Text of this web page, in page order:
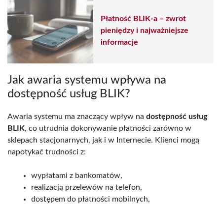
Płatność BLIK-a – zwrot
pieniędzy i najważniejsze
informacje
Jak awaria systemu wpływa na
dostępność usług BLIK?
Awaria systemu ma znaczący wpływ na dostępność usług
BLIK, co utrudnia dokonywanie płatności zarówno w
sklepach stacjonarnych, jak i w Internecie. Klienci mogą
napotykać trudności z:
wypłatami z bankomatów,
realizacją przelewów na telefon,
dostępem do płatności mobilnych,